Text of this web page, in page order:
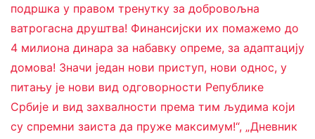
подршка у правом тренутку за добровољна
ватрогасна друштва! Финансијски их помажемо до
4 милиона динара за набавку опреме, за адаптацију
домова! Значи један нови приступ, нови однос, у
питању је нови вид одговорности Републике
Србије и вид захвалности према тим људима који
су спремни заиста да пруже максимум!“, „Дневник